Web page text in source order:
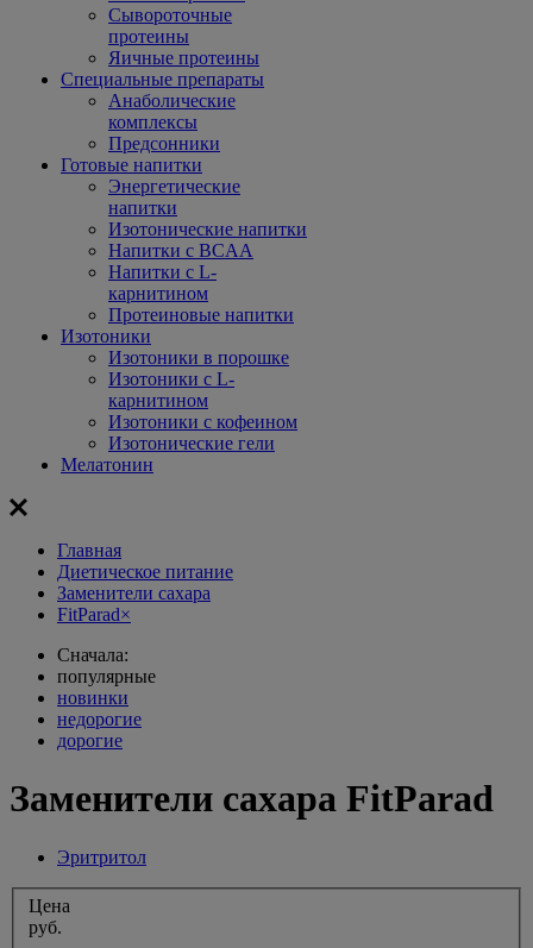
Сывороточные
протеины
Яичные протеины
Специальные препараты
Анаболические
комплексы
Предсонники
Готовые напитки
Энергетические
напитки
Изотонические напитки
Напитки с BCAA
Напитки с L-
карнитином
Протеиновые напитки
Изотоники
Изотоники в порошке
Изотоники с L-
карнитином
Изотоники с кофеином
Изотонические гели
Мелатонин
Главная
Диетическое питание
Заменители сахара
FitParad×
Сначала:
популярные
новинки
недорогие
дорогие
Заменители сахара FitParad
Эритритол
Цена
руб.